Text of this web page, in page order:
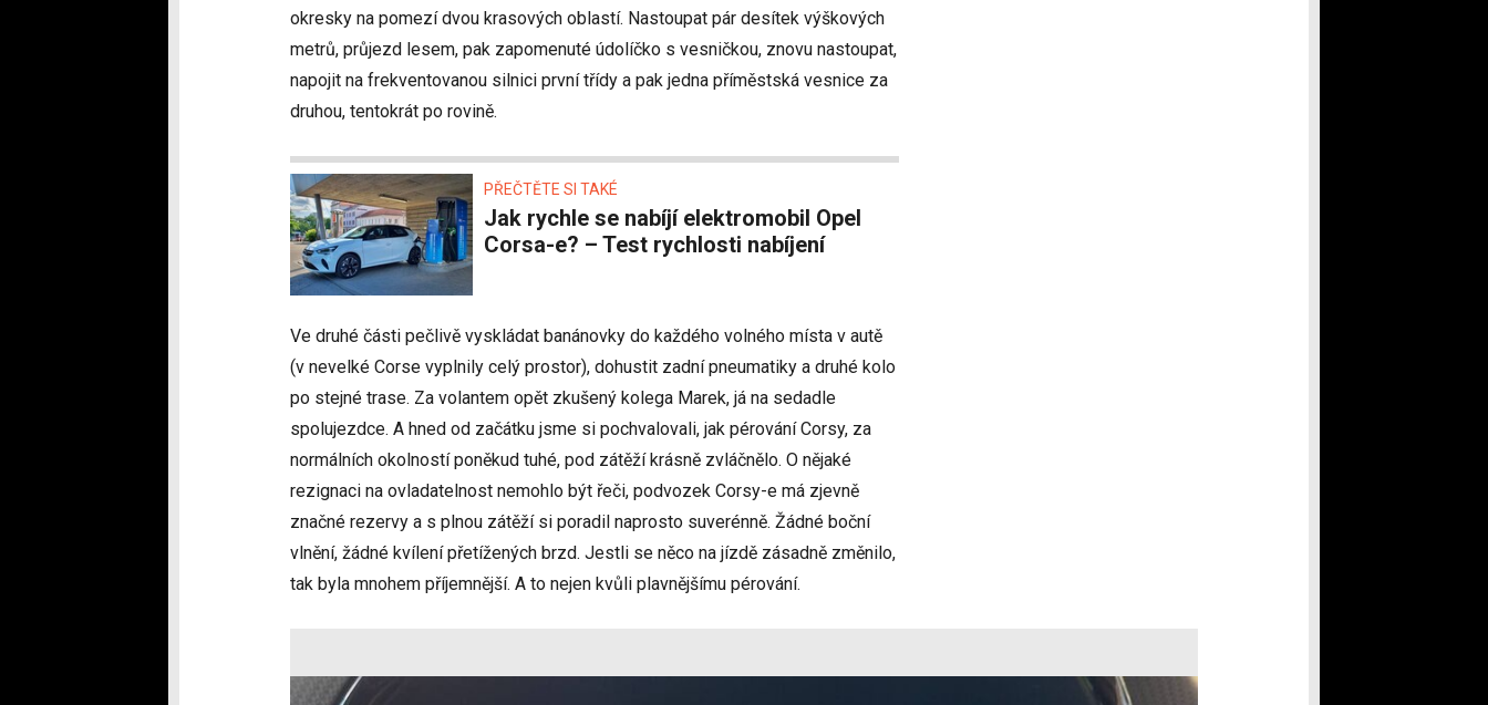
okresky na pomezí dvou krasových oblastí. Nastoupat pár desítek výškových
metrů, průjezd lesem, pak zapomenuté údolíčko s vesničkou, znovu nastoupat,
napojit na frekventovanou silnici první třídy a pak jedna příměstská vesnice za
druhou, tentokrát po rovině.
PŘEČTĚTE SI TAKÉ
Jak rychle se nabíjí elektromobil Opel
Corsa-e? – Test rychlosti nabíjení
Ve druhé části pečlivě vyskládat banánovky do každého volného místa v autě
(v nevelké Corse vyplnily celý prostor), dohustit zadní pneumatiky a druhé kolo
po stejné trase. Za volantem opět zkušený kolega Marek, já na sedadle
spolujezdce. A hned od začátku jsme si pochvalovali, jak pérování Corsy, za
normálních okolností poněkud tuhé, pod zátěží krásně zvláčnělo. O nějaké
rezignaci na ovladatelnost nemohlo být řeči, podvozek Corsy-e má zjevně
značné rezervy a s plnou zátěží si poradil naprosto suverénně. Žádné boční
vlnění, žádné kvílení přetížených brzd. Jestli se něco na jízdě zásadně změnilo,
tak byla mnohem příjemnější. A to nejen kvůli plavnějšímu pérování.